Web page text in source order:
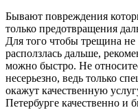
Бывают повреждения
только предотвращения
Для того чтобы трещина не
расползлась дальше,
можно быстро. Не
несерьезно, ведь только
окажут качественную
Петербурге качественно и